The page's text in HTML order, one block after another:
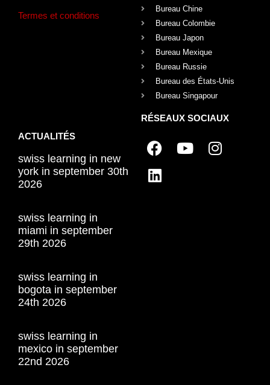
Termes et conditions
Bureau Chine
Bureau Colombie
Bureau Japon
Bureau Mexique
Bureau Russie
Bureau des États-Unis
Bureau Singapour
ACTUALITÉS
swiss learning in new
york in september 30th
2026
swiss learning in
miami in september
29th 2026
swiss learning in
bogota in september
24th 2026
swiss learning in
mexico in september
22nd 2026
RÉSEAUX SOCIAUX